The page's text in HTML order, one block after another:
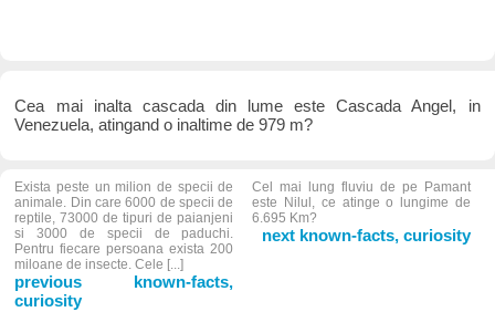
Cea mai inalta cascada din lume este Cascada Angel, in
Venezuela, atingand o inaltime de 979 m?
Exista peste un milion de specii de
animale. Din care 6000 de specii de
reptile, 73000 de tipuri de paianjeni
si 3000 de specii de paduchi.
Pentru fiecare persoana exista 200
miloane de insecte. Cele [...]
previous known-facts,
curiosity
Cel mai lung fluviu de pe Pamant
este Nilul, ce atinge o lungime de
6.695 Km?
next known-facts, curiosity